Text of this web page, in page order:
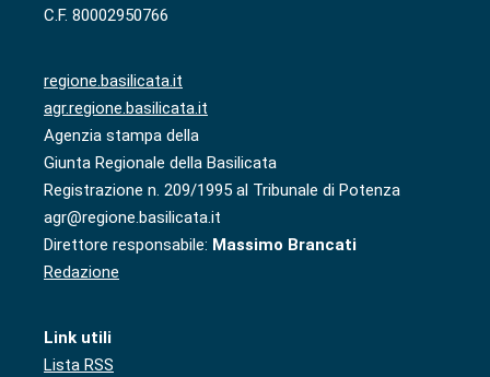
C.F. 80002950766
regione.basilicata.it
agr.regione.basilicata.it
Agenzia stampa della
Giunta Regionale della Basilicata
Registrazione n. 209/1995 al Tribunale di Potenza
agr@regione.basilicata.it
Direttore responsabile: Massimo Brancati
Redazione
Link utili
Lista RSS